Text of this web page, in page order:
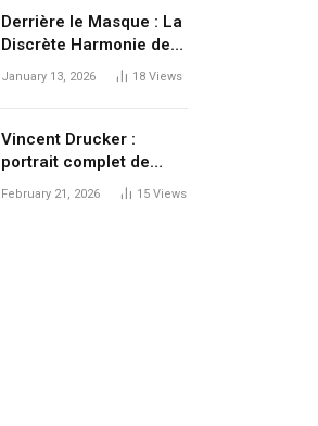
Derrière le Masque : La
Discrète Harmonie de
Frah Shaka Ponk Et sa
January 13, 2026 18 Views
Vincent Drucker :
portrait complet de
l’entrepreneur qui a
February 21, 2026 15 Views